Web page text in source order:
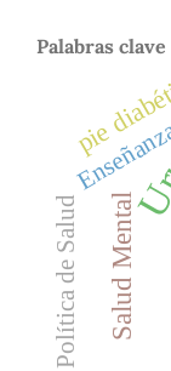
Palabras clave
Salud Mental
pie
Política de Salud